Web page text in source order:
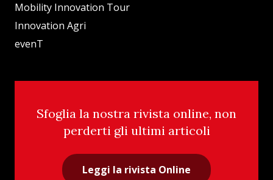
Mobility Innovation Tour
Innovation Agri
evenT
Sfoglia la nostra rivista online, non
perderti gli ultimi articoli
Leggi la rivista Online